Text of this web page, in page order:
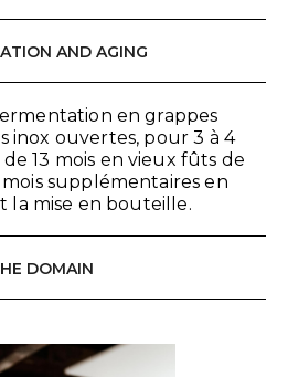
AND AGING
en grappes
inox ouvertes, pour 3 à 4
13 mois en vieux fûts de
mois supplémentaires en
la mise en bouteille.
DOMAIN